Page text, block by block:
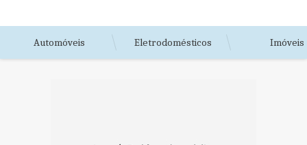
Automóveis Eletrodomésticos Imóveis